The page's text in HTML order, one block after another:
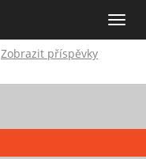
Toggle
Zobrazit příspěvky